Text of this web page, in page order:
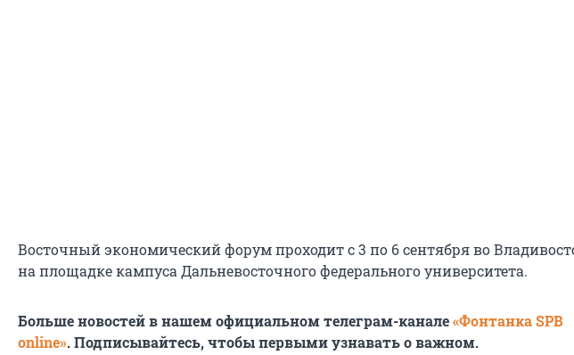
Восточный экономический форум проходит с 3 по 6 сентября во
на площадке кампуса Дальневосточного федерального университета.
Больше новостей в нашем официальном телеграм-канале«Фонтанка SPB
online». Подписывайтесь, чтобы первыми узнавать о важном.